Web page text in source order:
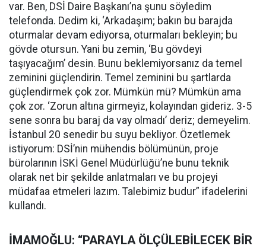
var. Ben, DSİ Daire Başkanı’na şunu söyledim
telefonda. Dedim ki, ‘Arkadaşım; bakın bu barajda
oturmalar devam ediyorsa, oturmaları bekleyin; bu
gövde otursun. Yani bu zemin, ‘Bu gövdeyi
taşıyacağım’ desin. Bunu beklemiyorsanız da temel
zeminini güçlendirin. Temel zeminini bu şartlarda
güçlendirmek çok zor. Mümkün mü? Mümkün ama
çok zor. ‘Zorun altına girmeyiz, kolayından gideriz. 3-5
sene sonra bu baraj da vay olmadı’ deriz; demeyelim.
İstanbul 20 senedir bu suyu bekliyor. Özetlemek
istiyorum: DSİ’nin mühendis bölümünün, proje
bürolarının İSKİ Genel Müdürlüğü’ne bunu teknik
olarak net bir şekilde anlatmaları ve bu projeyi
müdafaa etmeleri lazım. Talebimiz budur” ifadelerini
kullandı.
İMAMOĞLU: “PARAYLA ÖLÇÜLEBİLECEK BİR